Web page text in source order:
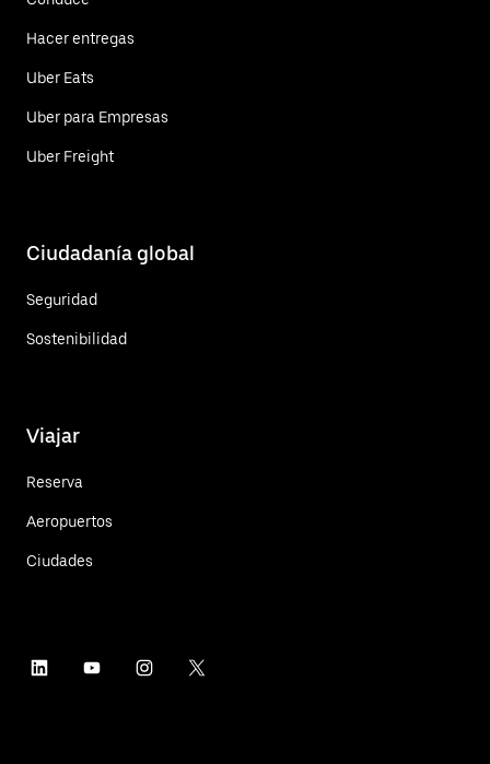
Hacer entregas
Uber Eats
Uber para Empresas
Uber Freight
Ciudadanía global
Seguridad
Sostenibilidad
Viajar
Reserva
Aeropuertos
Ciudades